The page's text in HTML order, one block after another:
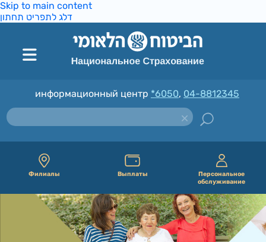
Skip to main content
דלג לתפריט תחתון
информационный центр *6050, 04-8812345
Филиалы Выплаты
Персональное
обслуживание